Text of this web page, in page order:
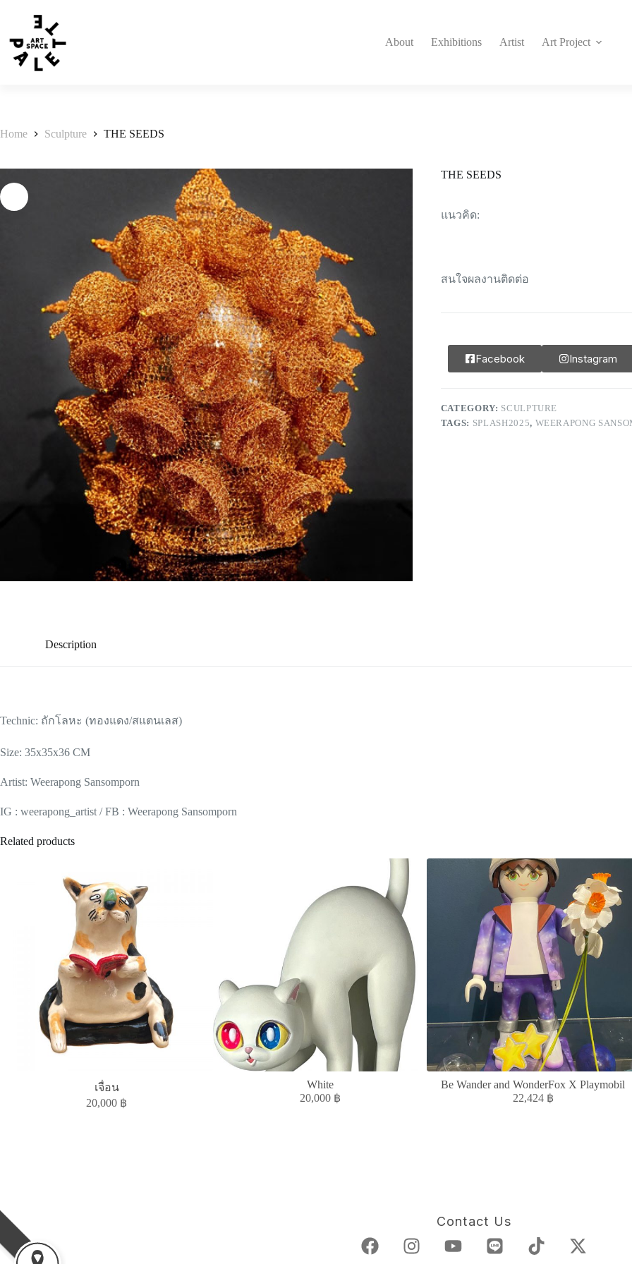
About Exhibitions Artist Art Project
Home Sculpture THE SEEDS
THE SEEDS
แนวคิด:
สนใจผลงานติดต่อ
Facebook Instagram
CATEGORY: SCULPTURE
TAGS: SPLASH2025, WEERAPONG
Description
Technic: ถักโลหะ (ทองแดง/สแตนเลส)
Size: 35x35x36 CM
Artist: Weerapong Sansomporn
IG : weerapong_artist / FB : Weerapong Sansomporn
Related products
เจื่อน
20,000 ฿
White
20,000 ฿
Be Wander and WonderFox X Playmobil
22,424 ฿
Contact Us